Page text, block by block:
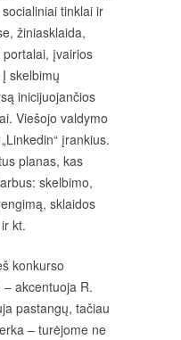
tinklai ir
žiniasklaida,
įvairios
skelbimų
inicijuojančios
Viešojo valdymo
įrankius.
planas, kas
skelbimo,
sklaidos
kt.
konkurso
akcentuoja R.
pastangų, tačiau
– turėjome ne